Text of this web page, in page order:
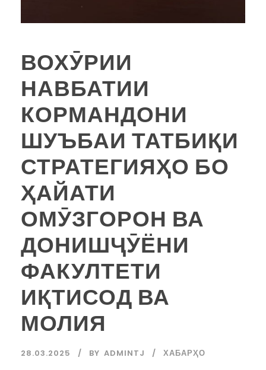
ВОХӮРИИ
НАВБАТИИ
КОРМАНДОНИ
ШУЪБАИ ТАТБИҚИ
СТРАТЕГИЯҲО БО
ҲАЙАТИ
ОМӮЗГОРОН ВА
ДОНИШҶӮЁНИ
ФАКУЛТЕТИ
ИҚТИСОД ВА
МОЛИЯ
28.03.2025 BY ADMINTJ ХАБАРҲО